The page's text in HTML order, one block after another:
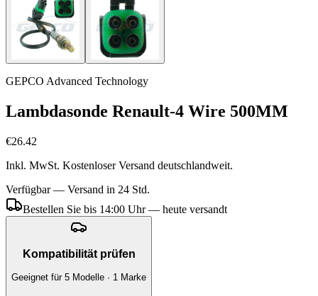
GEPCO Advanced Technology
Lambdasonde Renault-4 Wire 500MM
€26.42
Inkl. MwSt. Kostenloser Versand deutschlandweit.
Verfügbar — Versand in 24 Std.
Bestellen Sie bis 14:00 Uhr — heute versandt
Kompatibilität prüfen
Geeignet für 5 Modelle · 1 Marke